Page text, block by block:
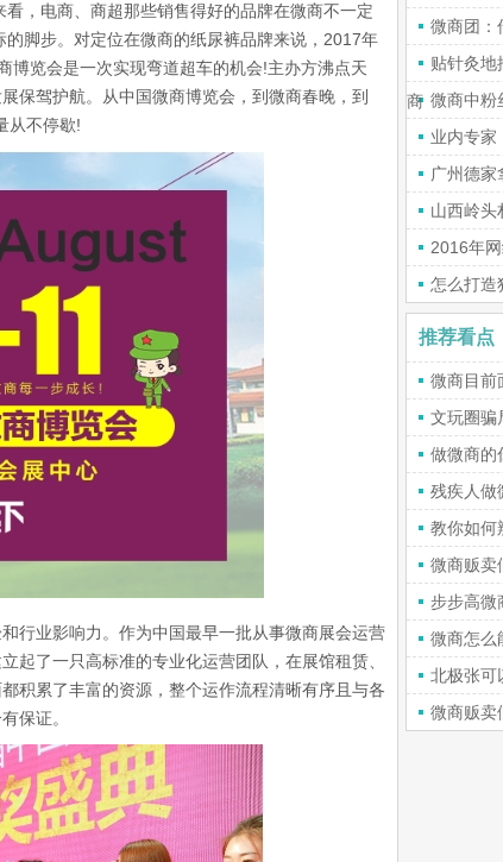
电商、商超那些销售得好的品牌在微商不一定
脚步。对定位在微商的纸尿裤品牌来说，2017年
博览会是一次实现弯道超车的机会!主办方沸点天
保驾护航。从中国微商博览会，到微商春晚，到
从不停歇!
业影响力。作为中国最早一批从事微商展会运营
起了一只高标准的专业化运营团队，在展馆租赁、
积累了丰富的资源，整个运作流程清晰有序且与各
保证。
微商团：
贴针灸地
商 微商中粉
业内专家
广州德家
山西岭头
2016年
怎么打造
推荐看点
微商目前
文玩圈骗
做微商的
残疾人做
教你如何
微商贩卖
步步高微
微商怎么
北极张可
微商贩卖